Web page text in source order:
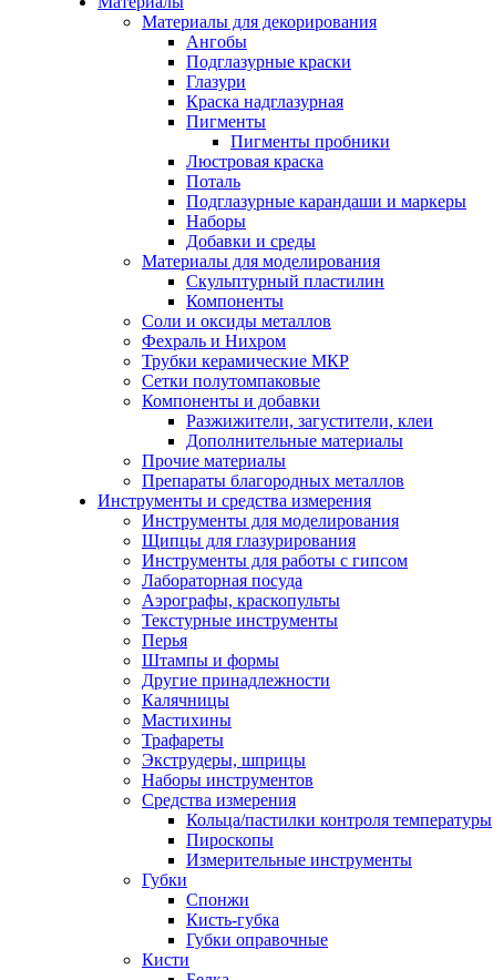
Материалы для декорирования
Ангобы
Подглазурные краски
Глазури
Краска надглазурная
Пигменты
Пигменты пробники
Люстровая краска
Поталь
Подглазурные карандаши и маркеры
Наборы
Добавки и среды
Материалы для моделирования
Скульптурный пластилин
Компоненты
Соли и оксиды металлов
Фехраль и Нихром
Трубки керамические МКР
Сетки полутомпаковые
Компоненты и добавки
Разжижители, загустители, клеи
Дополнительные материалы
Прочие материалы
Препараты благородных металлов
Инструменты и средства измерения
Инструменты для моделирования
Щипцы для глазурирования
Инструменты для работы с гипсом
Лабораторная посуда
Аэрографы, краскопульты
Текстурные инструменты
Перья
Штампы и формы
Другие принадлежности
Калячницы
Мастихины
Трафареты
Экструдеры, шприцы
Наборы инструментов
Средства измерения
Кольца/пастилки контроля температуры
Пироскопы
Измерительные инструменты
Губки
Спонжи
Кисть-губка
Губки оправочные
Кисти